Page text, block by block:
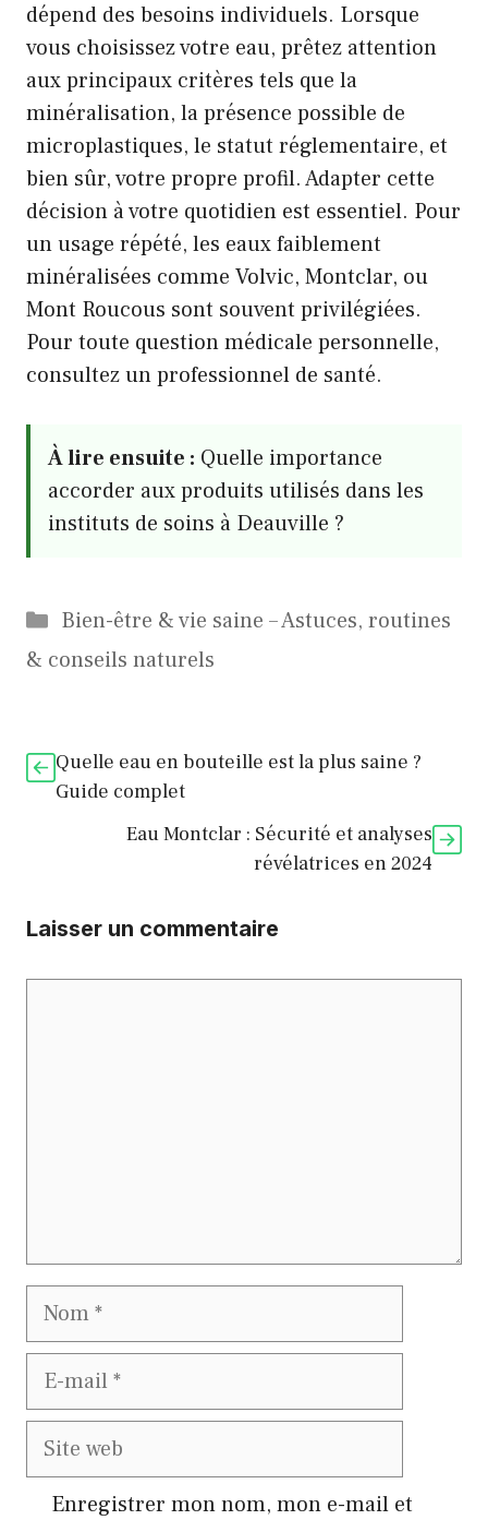
dépend des besoins individuels. Lorsque
vous choisissez votre eau, prêtez attention
aux principaux critères tels que la
minéralisation, la présence possible de
microplastiques, le statut réglementaire, et
bien sûr, votre propre profil. Adapter cette
décision à votre quotidien est essentiel. Pour
un usage répété, les eaux faiblement
minéralisées comme Volvic, Montclar, ou
Mont Roucous sont souvent privilégiées.
Pour toute question médicale personnelle,
consultez un professionnel de santé.
À lire ensuite : Quelle importance
accorder aux produits utilisés dans les
instituts de soins à Deauville ?
Catégories
Bien-être & vie saine – Astuces, routines
& conseils naturels
Quelle eau en bouteille est la plus saine ?
Guide complet
Eau Montclar : Sécurité et analyses
révélatrices en 2024
Laisser un commentaire
Nom
E-
Site
Enregistrer mon nom, mon e-mail et